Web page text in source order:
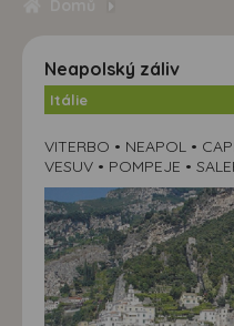
Neapolský záliv
Itálie
VITERBO • NEAPOL •
VESUV • POMPEJE •